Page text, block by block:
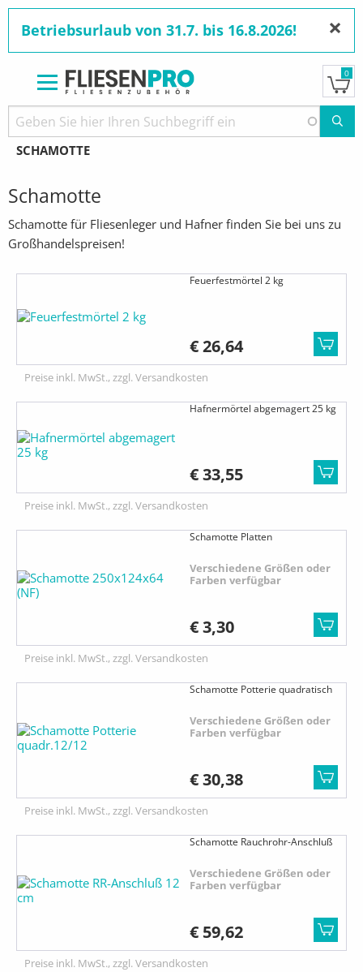
zum
Inhalt
Betriebsurlaub von 31.7. bis 16.8.2026! ×
0
Pfadnavigation
STARTSEITE PRODUKTE
HAFNERBEDARF
AKTUELL:
SCHAMOTTE
Schamotte
Schamotte für Fliesenleger und Hafner finden Sie bei uns zu
Großhandelspreisen!
Feuerfestmörtel 2 kg
€ 26,64
Preise inkl. MwSt., zzgl. Versandkosten
Hafnermörtel abgemagert 25 kg
€ 33,55
Preise inkl. MwSt., zzgl. Versandkosten
Schamotte Platten
Verschiedene Größen oder
Farben verfügbar
€ 3,30
Preise inkl. MwSt., zzgl. Versandkosten
Schamotte Potterie quadratisch
Verschiedene Größen oder
Farben verfügbar
€ 30,38
Preise inkl. MwSt., zzgl. Versandkosten
Schamotte Rauchrohr-Anschluß
Verschiedene Größen oder
Farben verfügbar
€ 59,62
Preise inkl. MwSt., zzgl. Versandkosten